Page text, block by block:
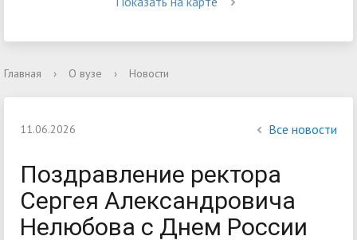
Главная › О вузе › Новости
11.06.2026 Все новости
Поздравление ректора
Сергея Александровича
Нелюбова с Днем России